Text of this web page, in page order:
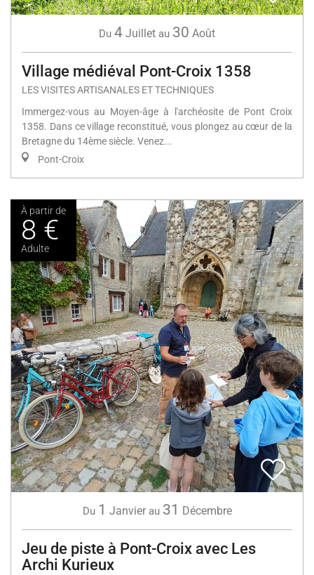
Du 4 Juillet au 30 Août
Village médiéval Pont-Croix 1358
LES VISITES ARTISANALES ET TECHNIQUES
Immergez-vous au Moyen-âge à l'archéosite de Pont Croix
1358. Dans ce village reconstitué, vous plongez au cœur de la
Bretagne du 14ème siècle. Venez...
Pont-Croix
À partir de
8 €
Adulte
Du 1 Janvier au 31 Décembre
Jeu de piste à Pont-Croix avec Les
Archi Kurieux